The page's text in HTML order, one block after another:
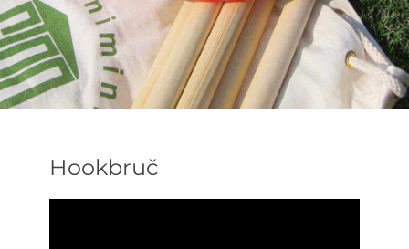
Hookbruč